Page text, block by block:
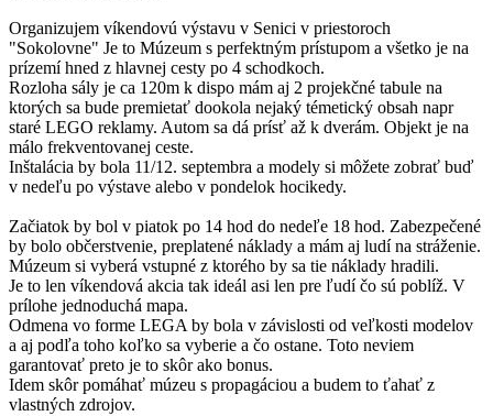
Organizujem víkendovú výstavu v Senici v priestoroch
"Sokolovne" Je to Múzeum s perfektným prístupom a všetko je na
prízemí hned z hlavnej cesty po 4 schodkoch.
Rozloha sály je ca 120m k dispo mám aj 2 projekčné tabule na
ktorých sa bude premietať dookola nejaký témetický obsah napr
staré LEGO reklamy. Autom sa dá prísť až k dverám. Objekt je na
málo frekventovanej ceste.
Inštalácia by bola 11/12. septembra a modely si môžete zobrať buď
v nedeľu po výstave alebo v pondelok hocikedy.
Začiatok by bol v piatok po 14 hod do nedeľe 18 hod. Zabezpečené
by bolo občerstvenie, preplatené náklady a mám aj ludí na stráženie.
Múzeum si vyberá vstupné z ktorého by sa tie náklady hradili.
Je to len víkendová akcia tak ideál asi len pre ľudí čo sú poblíž. V
prílohe jednoduchá mapa.
Odmena vo forme LEGA by bola v závislosti od veľkosti modelov
a aj podľa toho koľko sa vyberie a čo ostane. Toto neviem
garantovať preto je to skôr ako bonus.
Idem skôr pomáhať múzeu s propagáciou a budem to ťahať z
vlastných zdrojov.